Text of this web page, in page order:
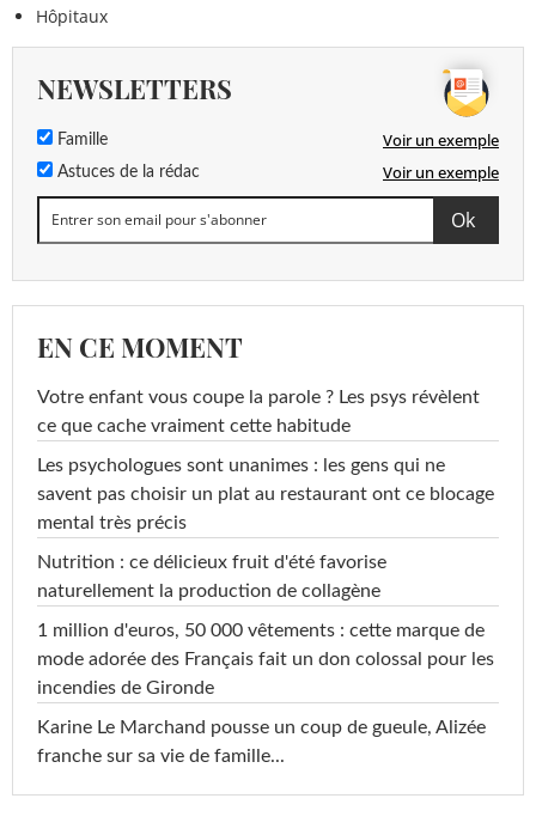
Hôpitaux
NEWSLETTERS
Famille Voir un exemple
Astuces de la rédac Voir un exemple
EN CE MOMENT
Votre enfant vous coupe la parole ? Les psys révèlent
ce que cache vraiment cette habitude
Les psychologues sont unanimes : les gens qui ne
savent pas choisir un plat au restaurant ont ce blocage
mental très précis
Nutrition : ce délicieux fruit d'été favorise
naturellement la production de collagène
1 million d'euros, 50 000 vêtements : cette marque de
mode adorée des Français fait un don colossal pour les
incendies de Gironde
Karine Le Marchand pousse un coup de gueule, Alizée
franche sur sa vie de famille...